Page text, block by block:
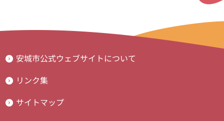
安城市公式ウェブサイトについて
リンク集
サイトマップ